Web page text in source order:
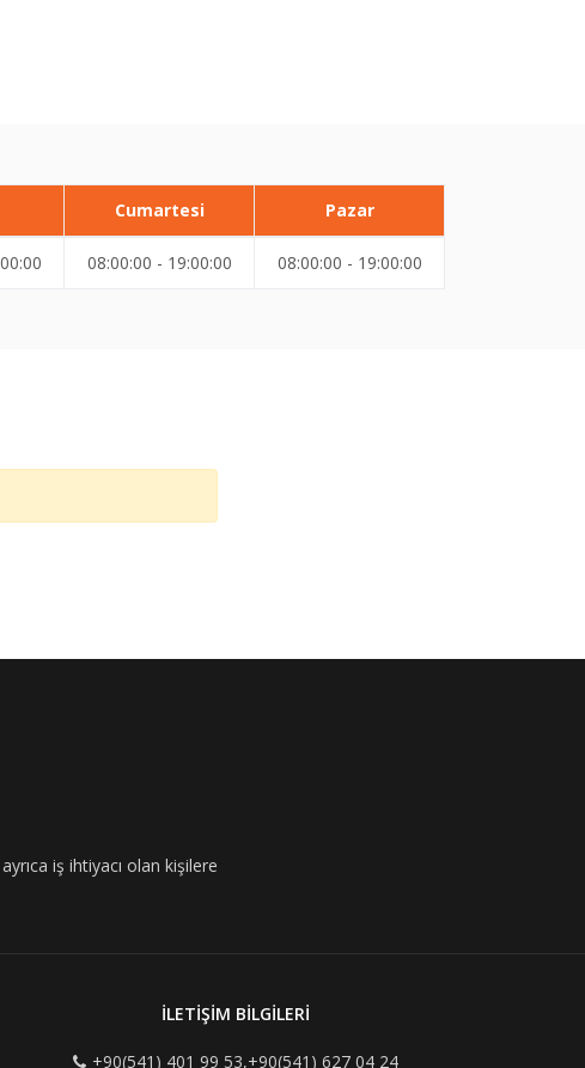
Cumartesi Pazar
08:00:00 - 19:00:00 08:00:00 - 19:00:00
iş ihtiyacı olan kişilere
İLETİŞİM BİLGİLERİ
+90(541) 401 99 53,+90(541) 627 04 24